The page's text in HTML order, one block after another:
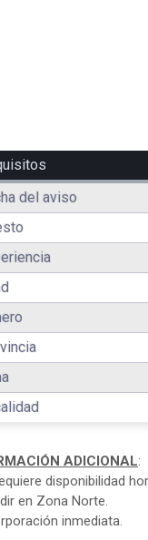
del aviso
ADICIONAL:
disponibilidad
en Zona Norte.
inmediata.